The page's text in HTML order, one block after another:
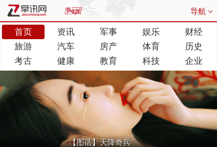
导航
首页 资讯 军事 娱乐
财经
旅游
汽车 房产 体育
历史
考古
健康 教育 科技 企业
【图话】天降奇兵